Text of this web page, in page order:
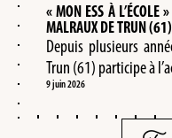
« MON ESS À L’ÉCOLE
MALRAUX DE TRUN
Depuis plusieurs
Trun (61) participe à
9 juin 2026